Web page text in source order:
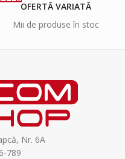
OFERTĂ VARIATĂ
Mii de produse în stoc
Nr. 6A
789